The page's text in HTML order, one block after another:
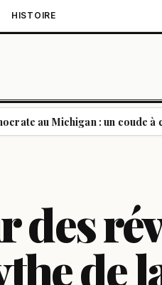
HISTOIRE
: un coude à coude
des
de